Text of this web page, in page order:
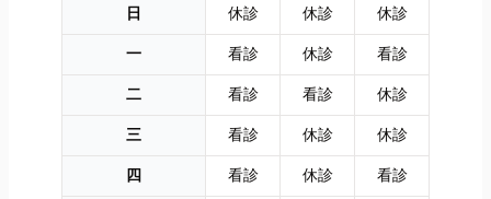
日
休診 休診
休診
一
看診 休診
看診
二
看診 看診
休診
三
看診 休診
休診
四
看診 休診
看診